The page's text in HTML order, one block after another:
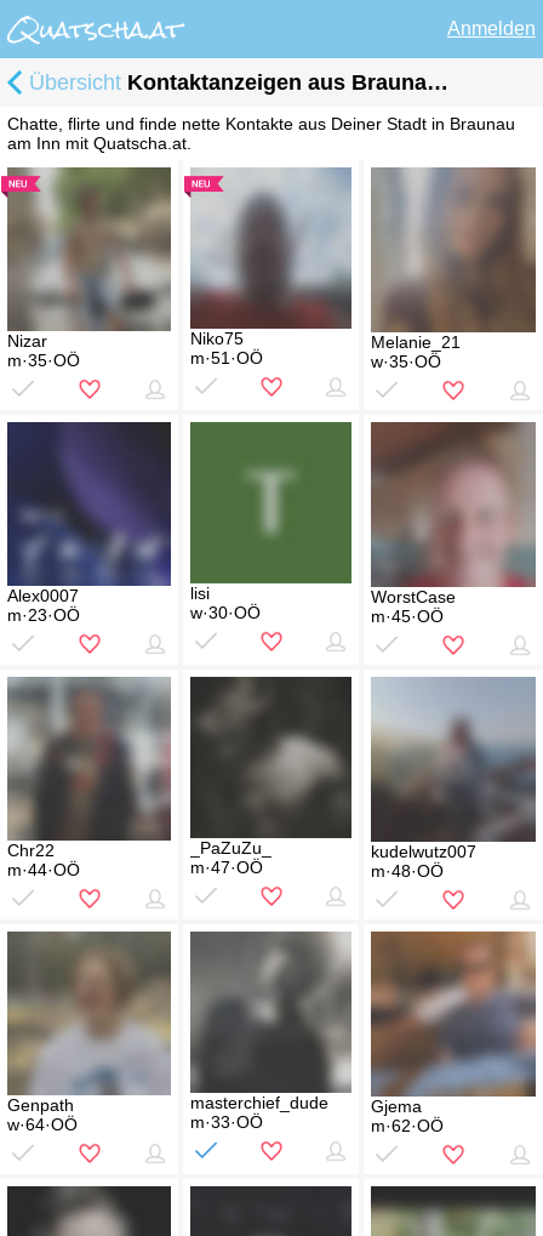
Anmelden
Übersicht Kontaktanzeigen aus Braunau am Inn
Chatte, flirte und finde nette Kontakte aus Deiner Stadt in Braunau
am Inn mit Quatscha.at.
Nizar
m·35·OÖ
Niko75
m·51·OÖ
Melanie_21
w·35·OÖ
Alex0007
m·23·OÖ
lisi
w·30·OÖ
WorstCase
m·45·OÖ
Chr22
m·44·OÖ
_PaZuZu_
m·47·OÖ
kudelwutz007
m·48·OÖ
Genpath
w·64·OÖ
masterchief_dude
m·33·OÖ
Gjema
m·62·OÖ